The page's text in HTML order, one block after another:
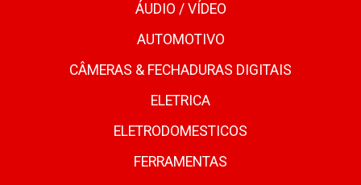
ÁUDIO / VÍDEO
AUTOMOTIVO
CÂMERAS & FECHADURAS DIGITAIS
ELETRICA
ELETRODOMESTICOS
FERRAMENTAS